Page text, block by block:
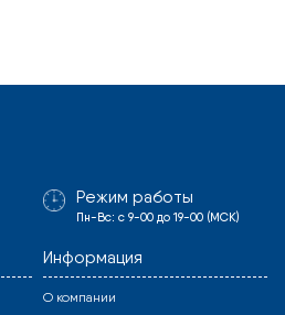
Режим работы
Пн-Вс: с 9-00 до 19-00 (МСК)
Информация
О компании